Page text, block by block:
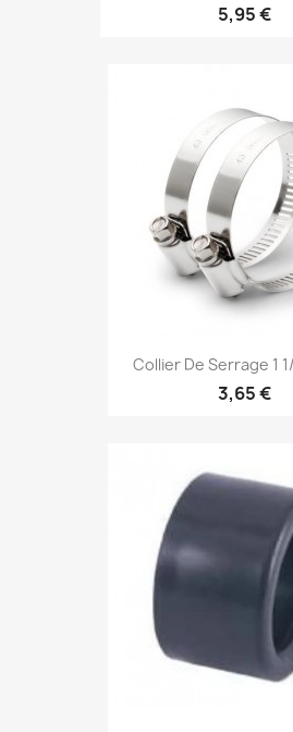
5,95 €
Collier De Serrage 1
3,65 €